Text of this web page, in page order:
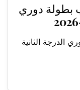
بطولة دوري
الدرجة الثانية